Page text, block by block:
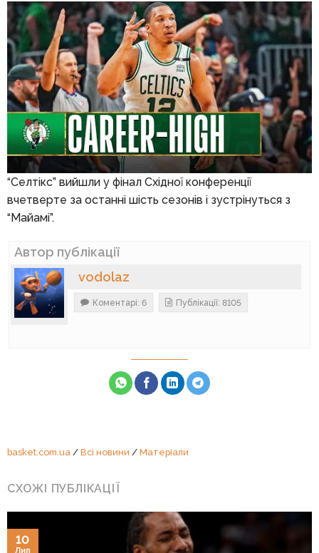
“Селтікс” вийшли у фінал Східної конференції
вчетверте за останні шість сезонів і зустрінуться з
“Майамі”.
Автор публікації
vodolaz
Коментарі: 6 Публікації: 8105
basket.com.ua / Всі новини / Матеріали
СХОЖІ ПУБЛІКАЦІЇ
10
Лип